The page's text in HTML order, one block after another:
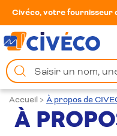
Civéco, votre fournisseur
Chercher
un
produit
Accueil > À propos de
À